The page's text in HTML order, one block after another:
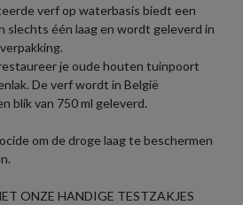
verf op waterbasis biedt een
slechts één laag en wordt geleverd in
je oude houten tuinpoort
De verf wordt in België
blik van 750 ml geleverd.
om de droge laag te beschermen
ONZE HANDIGE TESTZAKJES